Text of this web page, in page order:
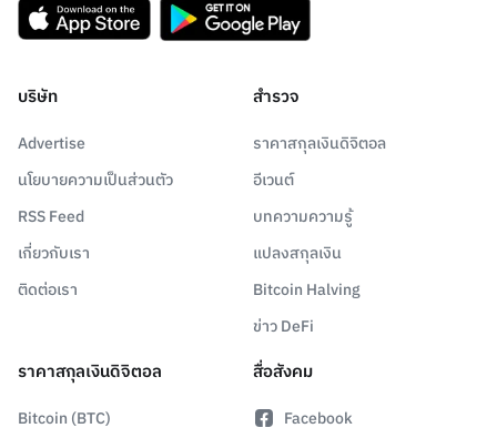
บริษัท
Advertise
นโยบายความเป็นส่วนตัว
RSS Feed
เกี่ยวกับเรา
ติดต่อเรา
สำรวจ
ราคาสกุลเงินดิจิตอล
อีเวนต์
บทความความรู้
แปลงสกุลเงิน
Bitcoin Halving
ข่าว DeFi
ราคาสกุลเงินดิจิตอล
Bitcoin (BTC)
สื่อสังคม
Facebook